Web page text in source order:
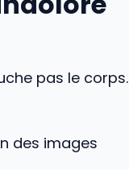
pas le corps.
des images